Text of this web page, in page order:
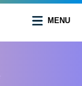
MENU